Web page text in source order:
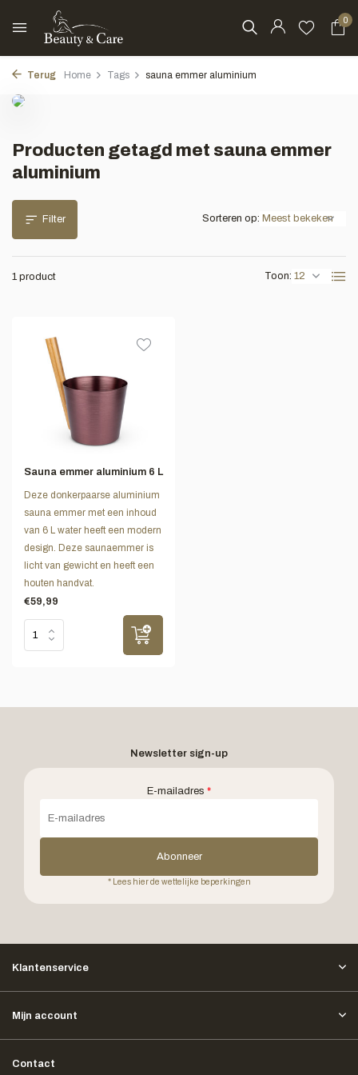
0
Terug Home Tags sauna emmer aluminium
Producten getagd met sauna emmer
aluminium
Filter
1 product Toon:
Sorteren op:
Sauna emmer aluminium 6 L
Deze donkerpaarse aluminium
sauna emmer met een inhoud
van 6 L water heeft een modern
design. Deze saunaemmer is
licht van gewicht en heeft een
houten handvat.
€59,99
Newsletter sign-up
E-mailadres *
Abonneer
* Lees hier de wettelijke beperkingen
Klantenservice
Mijn account
Contact